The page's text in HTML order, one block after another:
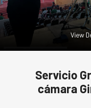
View
Servicio
cámara